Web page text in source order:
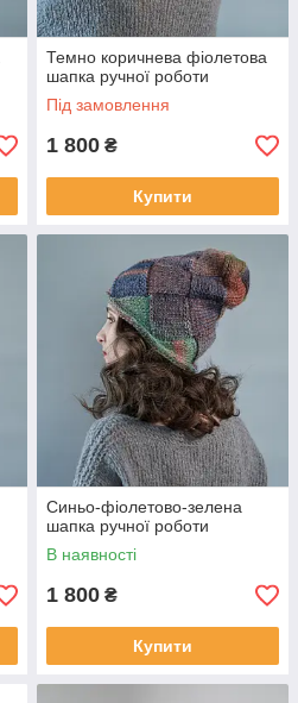
Темно коричнева фіолетова
шапка ручної роботи
Під замовлення
1 800 ₴
Купити
Синьо-фіолетово-зелена
шапка ручної роботи
В наявності
1 800 ₴
Купити